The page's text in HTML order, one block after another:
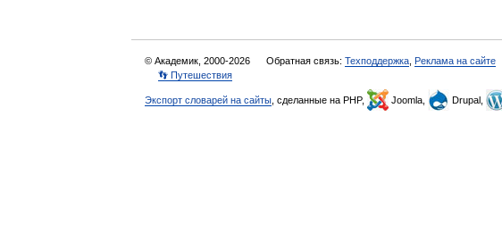
© Академик, 2000-2026 Обратная связь: Техподдержка Реклама на сайте
👣 Путешествия
Экспорт словарей на сайты , сделанные на PHP, Joomla, Drupal,